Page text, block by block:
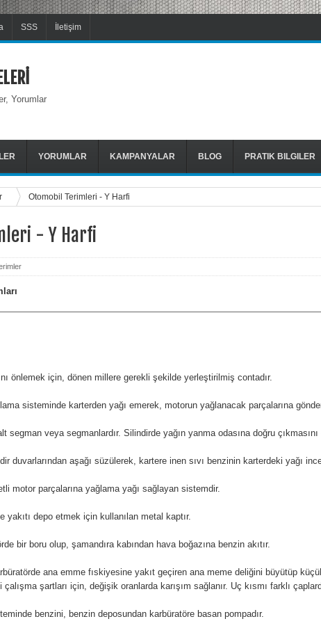
SSS İletişim
Yorumlar
YORUMLAR KAMPANYALAR BLOG PRATIK BILGILER
Otomobil Terimleri - Y Harfi
- Y Harfi
önlemek için, dönen millere gerekli şekilde yerleştirilmiş contadır.
sisteminde karterden yağı emerek, motorun yağlanacak parçalarına
segman veya segmanlardır. Silindirde yağın yanma odasına doğru çıkmasını
duvarlarından aşağı süzülerek, kartere inen sıvı benzinin karterdeki yağı
motor parçalarına yağlama yağı sağlayan sistemdir.
yakıtı depo etmek için kullanılan metal kaptır.
bir boru olup, şamandıra kabından hava boğazına benzin akıtır.
ana emme fıskiyesine yakıt geçiren ana meme deliğini büyütüp
şartları için, değişik oranlarda karışım sağlanır. Uç kısmı farklı
benzini, benzin deposundan karbüratöre basan pompadır.